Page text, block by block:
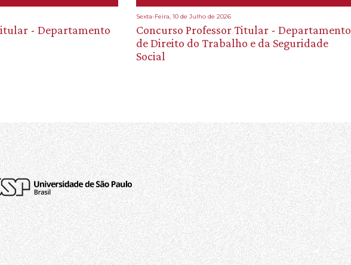
- Departamento
Sexta-Feira, 10 de Julho de 2026
Concurso Professor Titular - Departamento
de Direito do Trabalho e da Seguridade
Social